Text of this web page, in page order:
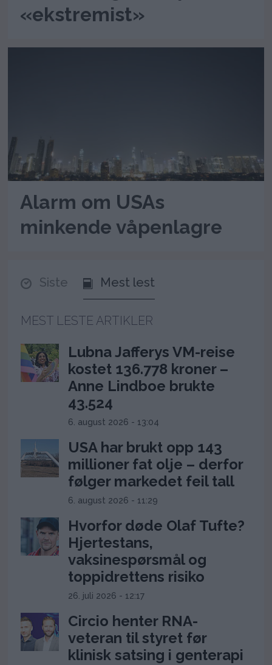
«ekstremist»
Alarm om USAs
minkende våpenlagre
Siste Mest lest
MEST LESTE ARTIKLER
Lubna Jafferys VM-reise
kostet 136.778 kroner –
Anne Lindboe brukte
43.524
6. august 2026 - 13:04
USA har brukt opp 143
millioner fat olje – derfor
følger markedet feil tall
6. august 2026 - 11:29
Hvorfor døde Olaf Tufte?
Hjertestans,
vaksinespørsmål og
toppidrettens risiko
26. juli 2026 - 12:17
Circio henter RNA-
veteran til styret før
klinisk satsing i genterapi